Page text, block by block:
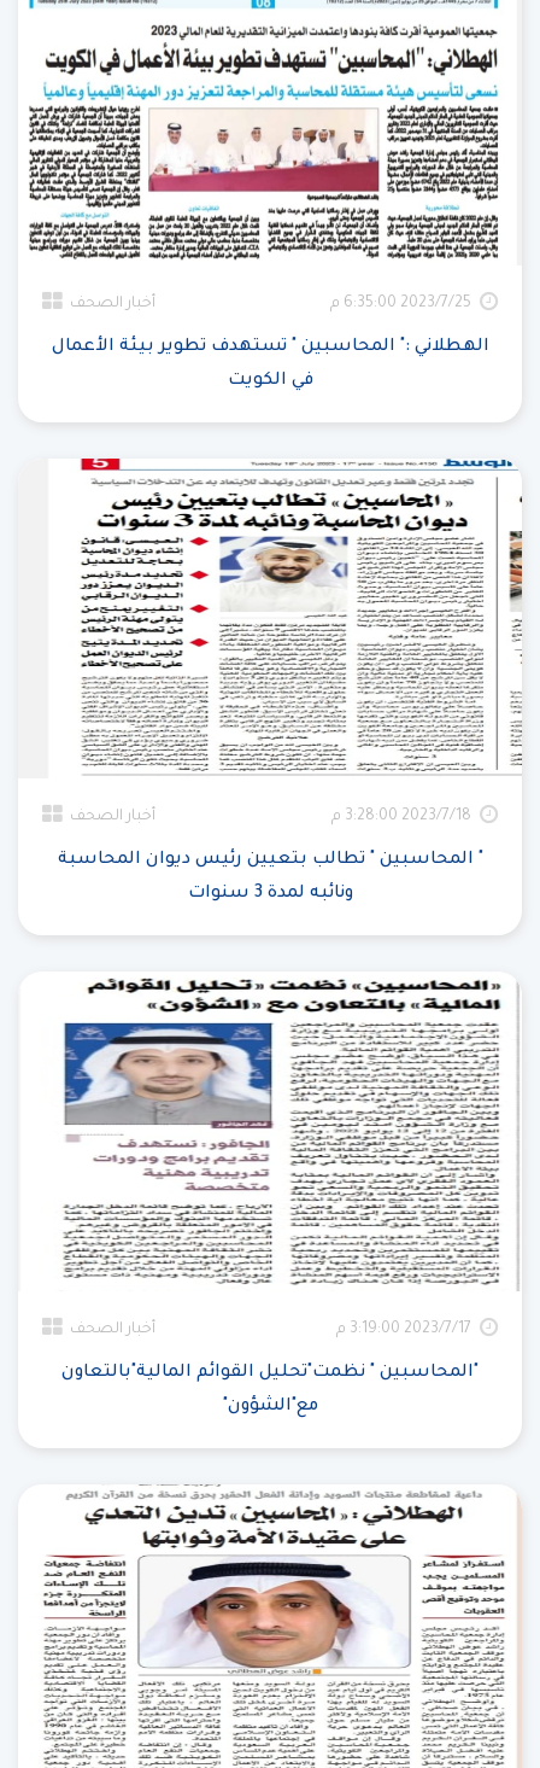
25‏‏/7‏‏/2023 6:35:00 م أخبار الصحف
الهطلاني :" المحاسبين " تستهدف تطوير بيئة الأعمال
في الكويت
18‏‏/7‏‏/2023 3:28:00 م أخبار الصحف
" المحاسبين " تطالب بتعيين رئيس ديوان المحاسبة
ونائبه لمدة 3 سنوات
17‏‏/7‏‏/2023 3:19:00 م أخبار الصحف
"المحاسبين " نظمت"تحليل القوائم المالية"بالتعاون
مع"الشؤون"